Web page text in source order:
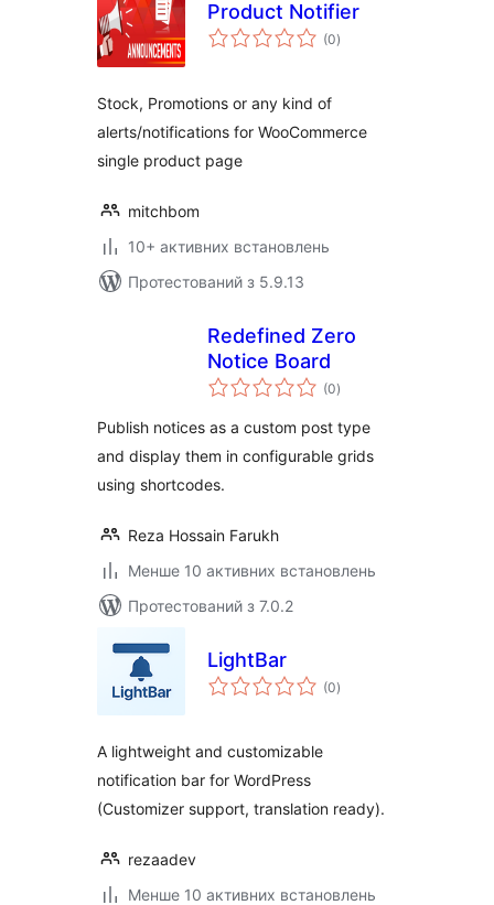
Product Notifier
(0загальний
рейтинг
)
Stock, Promotions or any kind of
alerts/notifications for WooCommerce
single product page
mitchbom
10+ активних встановлень
Протестований з 5.9.13
Redefined Zero
Notice Board
(0загальний
рейтинг
)
Publish notices as a custom post type
and display them in configurable grids
using shortcodes.
Reza Hossain Farukh
Менше 10 активних встановлень
Протестований з 7.0.2
LightBar
(0загальний
рейтинг
)
A lightweight and customizable
notification bar for WordPress
(Customizer support, translation ready).
rezaadev
Менше 10 активних встановлень